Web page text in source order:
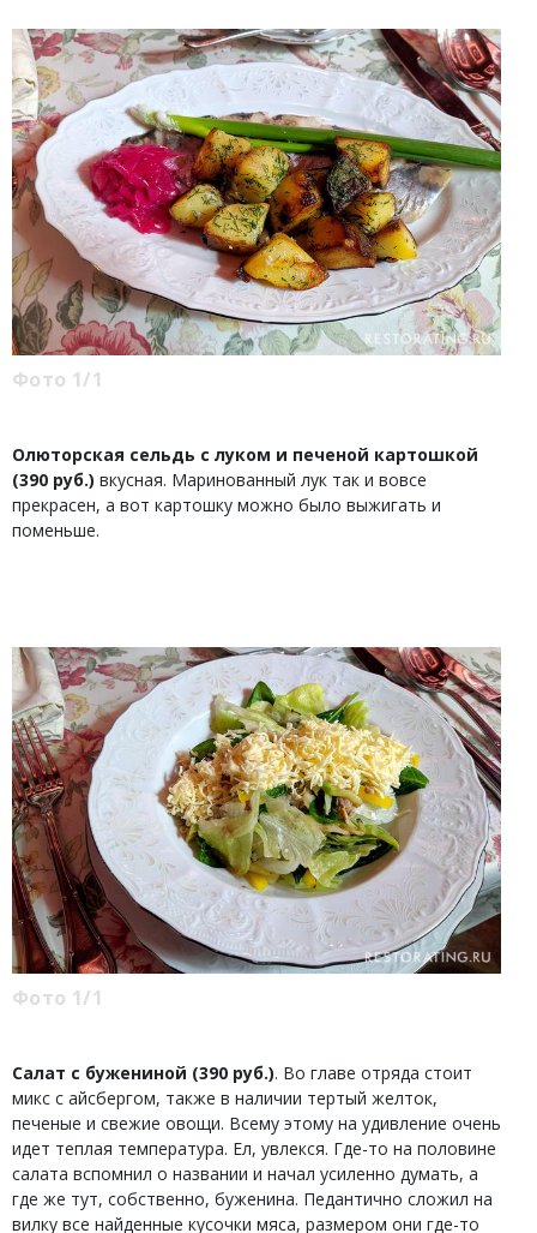
Фото 1/1
Олюторская сельдь с луком и печеной картошкой
(390 руб.) вкусная. Маринованный лук так и вовсе
прекрасен, а вот картошку можно было выжигать и
поменьше.
Фото 1/1
Салат с бужениной (390 руб.). Во главе отряда стоит
микс с айсбергом, также в наличии тертый желток,
печеные и свежие овощи. Всему этому на удивление очень
идет теплая температура. Ел, увлекся. Где-то на половине
салата вспомнил о названии и начал усиленно думать, а
где же тут, собственно, буженина. Педантично сложил на
вилку все найденные кусочки мяса, размером они где-то